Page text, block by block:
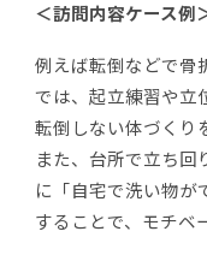
＜訪問内容ケース例
例えば転倒などで骨
では、起立練習や立
転倒しない体づくり
また、台所で立ち回
に「自宅で洗い物が
することで、モチベ